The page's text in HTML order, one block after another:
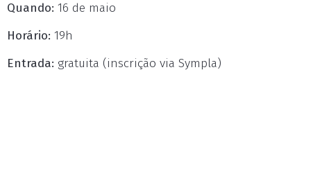
Quando: 16 de maio
Horário: 19h
Entrada: gratuita (inscrição via Sympla)